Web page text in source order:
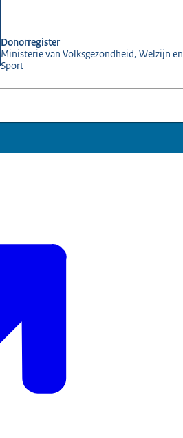
Donorregister
Ministerie van Volksgezondheid, Welzijn en
Sport